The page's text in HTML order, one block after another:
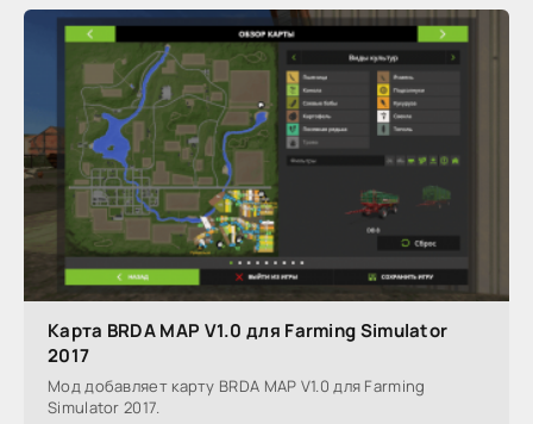
Карта BRDA MAP V1.0 для Farming Simulator
2017
Мод добавляет карту BRDA MAP V1.0 для Farming
Simulator 2017.